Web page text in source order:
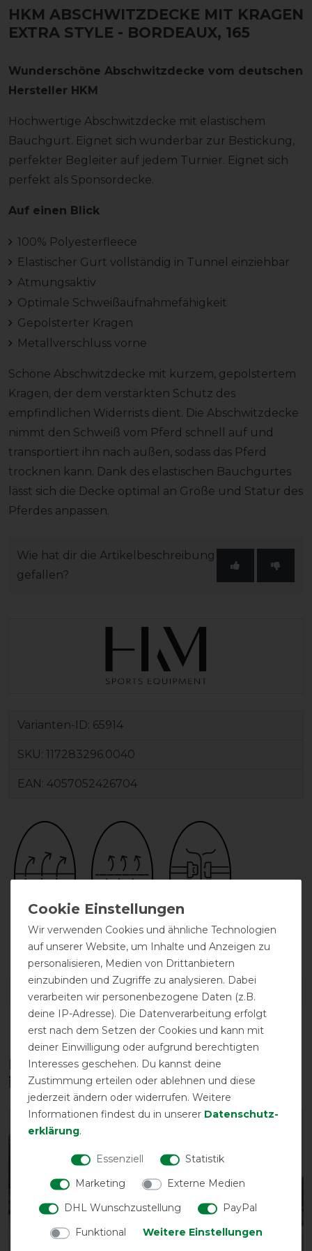
HKM ABSCHWITZDECKE MIT KRAGEN
EXTRA STYLE - BORDEAUX, 165
Wunderschöne Abschwitzdecke vom deutschen
Hersteller HKM
Hochwertige Abschwitzdecke mit elastischem
Bauchgurt. Eignet sich wunderbar zur Bestickung,
perfekter Begleiter auf jedem Turnier. Eignet sich
perfekt als Sponsordecke.
Auf einen Blick
100% Polyesterfleece
Elastischer Gurt vollständig in Tunnel einziehbar
Atmungsaktiv
Optimale Schweißaufnahmefähigkeit
Gepolsterter Kragen
Metallverschluss vorne
Schöne Abschwitzdecke mit kurzem, gepolstertem
Kragen, der dem verstärkten Schutz des
empfindlichen Widerrists dient. Die Abschwitzdecke
nimmt den Schweiß vom Pferd schnell auf und
transportiert ihn nach außen, sodass das Pferd
trocknen kann. Dank des elastischen Bauchgurtes
lässt sich die Decke optimal an Größe und Statur des
Pferdes anpassen.
Wie hat dir die Artikelbeschreibung
gefallen?
Varianten-ID: 65914
SKU: 117283296.0040
EAN: 4057052426704
Frontverschluss
DETAILS ZUR PRODUKTSICHERHEIT
Diese Produkte könnten dich auch
interessieren
-10%
Wir verwenden Cookies und ähnliche Technologien
auf unserer Website, um Inhalte und Anzeigen zu
personalisieren, Medien von Drittanbietern
einzubinden und Zugriffe zu analysieren. Dabei
verarbeiten wir personenbezogene Daten (z.B.
deine IP-Adresse). Die Datenverarbeitung erfolgt
erst nach dem Setzen der Cookies und kann mit
deiner Einwilligung oder aufgrund berechtigten
Interesses geschehen. Du kannst deine
Zustimmung erteilen oder ablehnen und diese
jederzeit ändern oder widerrufen. Weitere
Informationen findest du in unserer Daten­schutz­
erklärung.
Essenziell
Statistik
Marketing
Externe Medien
DHL Wunschzustellung
PayPal
Funktional
Weitere Einstellungen